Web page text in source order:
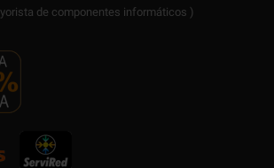
de componentes informáticos )